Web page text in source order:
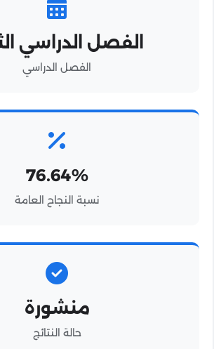
الفصل الدراسي
الفصل الدراسي
76.64%
نسبة النجاح العامة
منشورة
حالة النتائج